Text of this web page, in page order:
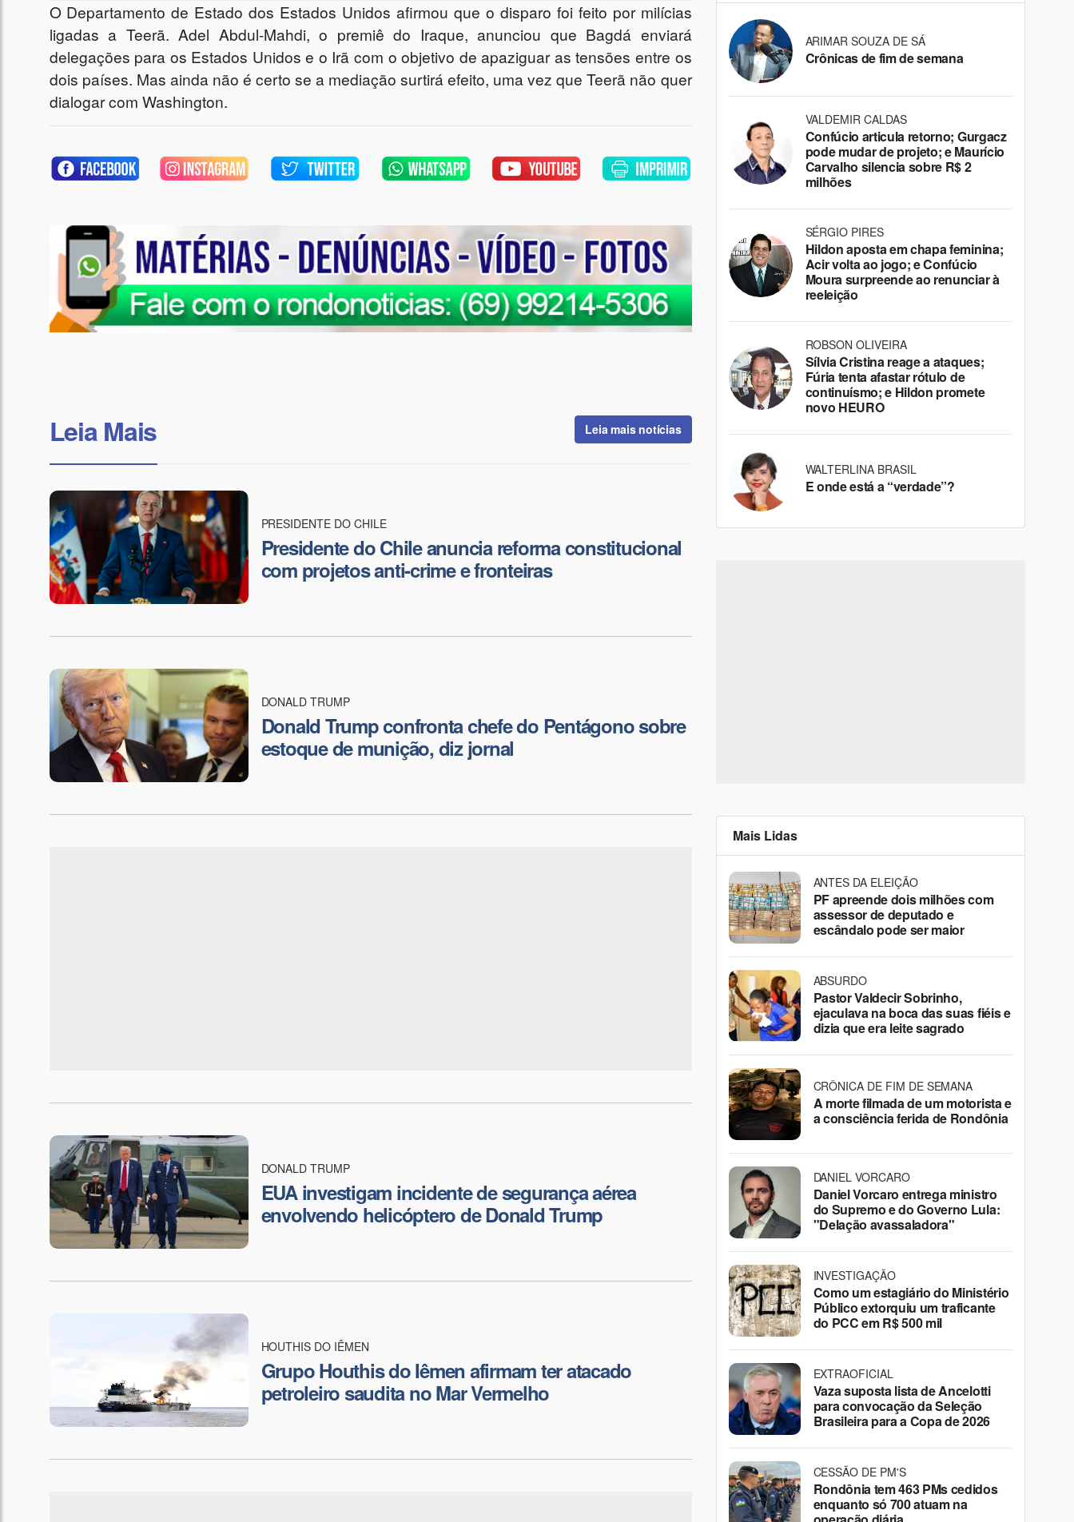
O Departamento de Estado dos Estados Unidos afirmou que o disparo foi feito por milícias
ligadas a Teerã. Adel Abdul-Mahdi, o premiê do Iraque, anunciou que Bagdá enviará
delegações para os Estados Unidos e o Irã com o objetivo de apaziguar as tensões entre os
dois países. Mas ainda não é certo se a mediação surtirá efeito, uma vez que Teerã não quer
dialogar com Washington.
Leia Mais Leia mais notícias
PRESIDENTE DO CHILE
Presidente do Chile anuncia reforma constitucional
com projetos anti-crime e fronteiras
DONALD TRUMP
Donald Trump confronta chefe do Pentágono sobre
estoque de munição, diz jornal
DONALD TRUMP
EUA investigam incidente de segurança aérea
envolvendo helicóptero de Donald Trump
HOUTHIS DO IÊMEN
Grupo Houthis do Iêmen afirmam ter atacado
petroleiro saudita no Mar Vermelho
ARIMAR SOUZA DE SÁ
Crônicas de fim de semana
VALDEMIR CALDAS
Confúcio articula retorno; Gurgacz
pode mudar de projeto; e Maurício
Carvalho silencia sobre R$ 2
milhões
SÉRGIO PIRES
Hildon aposta em chapa feminina;
Acir volta ao jogo; e Confúcio
Moura surpreende ao renunciar à
reeleição
ROBSON OLIVEIRA
Sílvia Cristina reage a ataques;
Fúria tenta afastar rótulo de
continuísmo; e Hildon promete
novo HEURO
WALTERLINA BRASIL
E onde está a “verdade”?
Mais Lidas
ANTES DA ELEIÇÃO
PF apreende dois milhões com
assessor de deputado e
escândalo pode ser maior
ABSURDO
Pastor Valdecir Sobrinho,
ejaculava na boca das suas fiéis e
dizia que era leite sagrado
CRÔNICA DE FIM DE SEMANA
A morte filmada de um motorista e
a consciência ferida de Rondônia
DANIEL VORCARO
Daniel Vorcaro entrega ministro
do Supremo e do Governo Lula:
"Delação avassaladora"
INVESTIGAÇÃO
Como um estagiário do Ministério
Público extorquiu um traficante
do PCC em R$ 500 mil
EXTRAOFICIAL
Vaza suposta lista de Ancelotti
para convocação da Seleção
Brasileira para a Copa de 2026
CESSÃO DE PM'S
Rondônia tem 463 PMs cedidos
enquanto só 700 atuam na